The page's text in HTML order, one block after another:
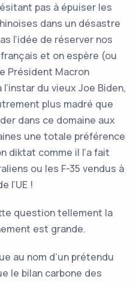
pas à épuiser les
dans un désastre
l’idée de réserver nos
et on espère (ou
Président Macron
du vieux Joe Biden,
plus madré que
dans ce domaine aux
une totale préférence
diktat comme il l’a fait
ou les F-35 vendus à
l’UE !
question tellement la
est grande.
au nom d’un prétendu
le bilan carbone des